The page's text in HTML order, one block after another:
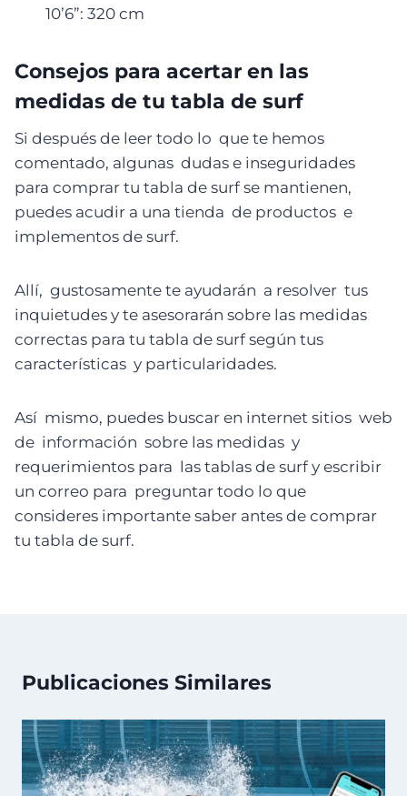
10’6”: 320 cm
Consejos para acertar en las
medidas de tu tabla de surf
Si después de leer todo lo que te hemos
comentado, algunas dudas e inseguridades
para comprar tu tabla de surf se mantienen,
puedes acudir a una tienda de productos e
implementos de surf.
Allí, gustosamente te ayudarán a resolver tus
inquietudes y te asesorarán sobre las medidas
correctas para tu tabla de surf según tus
características y particularidades.
Así mismo, puedes buscar en internet sitios web
de información sobre las medidas y
requerimientos para las tablas de surf y escribir
un correo para preguntar todo lo que
consideres importante saber antes de comprar
tu tabla de surf.
Publicaciones Similares